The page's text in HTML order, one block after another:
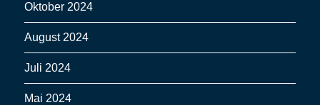
Oktober 2024
August 2024
Juli 2024
Mai 2024